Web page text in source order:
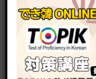
POSTED ON2024年12月14日